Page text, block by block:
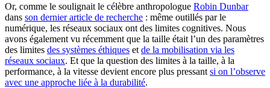
Or, comme le soulignait le célèbre anthropologue Robin Dunbar
dans son dernier article de recherche : même outillés par le
numérique, les réseaux sociaux ont des limites cognitives. Nous
avons également vu récemment que la taille était l’un des paramètres
des limites des systèmes éthiques et de la mobilisation via les
réseaux sociaux. Et que la question des limites à la taille, à la
performance, à la vitesse devient encore plus pressant si on l’observe
avec une approche liée à la durabilité.